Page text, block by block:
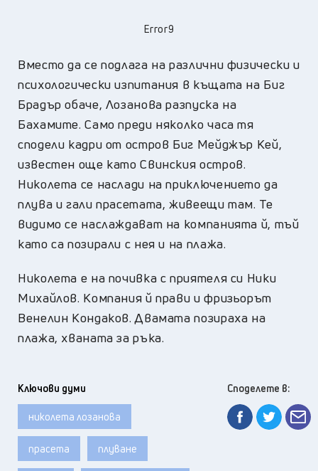
Error9
Вместо да се подлага на различни физически и
психологически изпитания в къщата на Биг
Брадър обаче, Лозанова разпуска на
Бахамите. Само преди няколко часа тя
сподели кадри от остров Биг Мейджър Кей,
известен още като Свинския остров.
Николета се наслади на приключението да
плува и гали прасетата, живеещи там. Те
видимо се наслаждават на компанията й, тъй
като са позирали с нея и на плажа.
Николета е на почивка с приятеля си Ники
Михайлов. Компания й прави и фризьорът
Венелин Кондаков. Двамата позираха на
плажа, хваната за ръка.
Ключови думи
николета лозанова
прасета плуване
Споделете в: